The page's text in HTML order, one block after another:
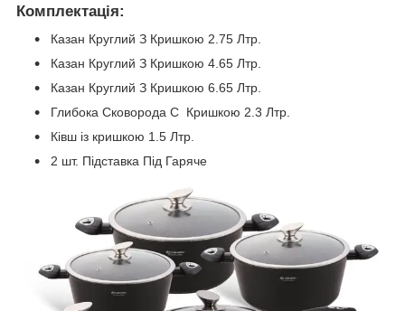
Комплектація:
Казан Круглий З Кришкою 2.75 Лтр.
Казан Круглий З Кришкою 4.65 Лтр.
Казан Круглий З Кришкою 6.65 Лтр.
Глибока Сковорода С Кришкою 2.3 Лтр.
Ківш із кришкою 1.5 Лтр.
2 шт. Підставка Під Гаряче